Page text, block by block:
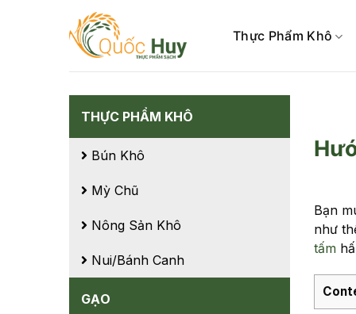
Thực Phẩm Khô
THỰC PHẨM KHÔ
Bún Khô
Mỳ Chũ
Nông Sản Khô
Nui/Bánh Canh
GẠO
Bạn
như
tấm